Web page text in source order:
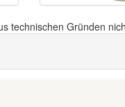
technischen Gründen